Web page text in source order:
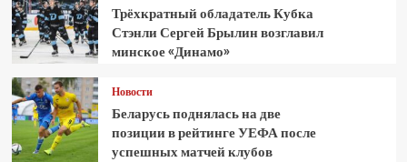
Трёхкратный обладатель Кубка
Стэнли Сергей Брылин возглавил
минское «Динамо»
Новости
Беларусь поднялась на две
позиции в рейтинге УЕФА после
успешных матчей клубов